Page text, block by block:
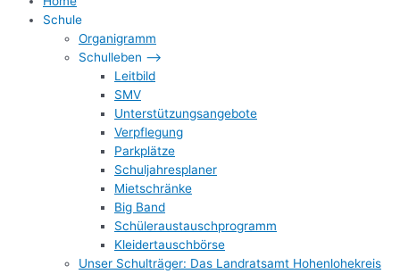
Schule
Organigramm
Schulleben –>
Leitbild
SMV
Unterstützungsangebote
Verpflegung
Parkplätze
Schuljahresplaner
Mietschränke
Big Band
Schüleraustauschprogramm
Kleidertauschbörse
Unser Schulträger: Das Landratsamt Hohenlohekreis